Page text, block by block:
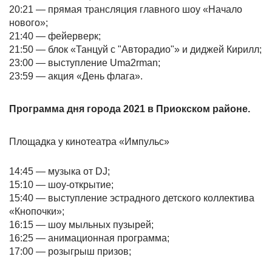
20:21 — прямая трансляция главного шоу «Начало
нового»;
21:40 — фейерверк;
21:50 — блок «Танцуй с "Авторадио"» и диджей Кирилл;
23:00 — выступление Uma2rman;
23:59 — акция «День флага».
Программа дня города 2021 в Приокском районе.
Площадка у кинотеатра «Импульс»
14:45 — музыка от DJ;
15:10 — шоу-открытие;
15:40 — выступление эстрадного детского коллектива
«Кнопочки»;
16:15 — шоу мыльных пузырей;
16:25 — анимационная программа;
17:00 — розыгрыш призов;